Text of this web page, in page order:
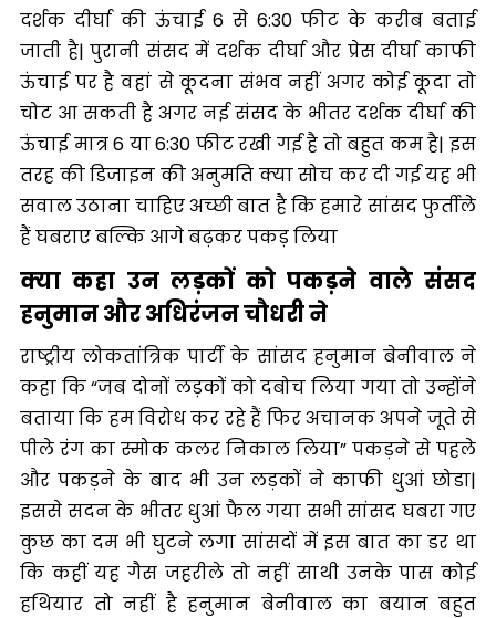
दर्शक दीर्घा की ऊंचाई 6 से 6:30 फीट के करीब बताई
जाती है| पुरानी संसद में दर्शक दीर्घा और प्रेस दीर्घा काफी
ऊंचाई पर है वहां से कूदना संभव नहीं अगर कोई कूदा तो
चोट आ सकती है अगर नई संसद के भीतर दर्शक दीर्घा की
ऊंचाई मात्र 6 या 6:30 फीट रखी गई है तो बहुत कम है| इस
तरह की डिजाइन की अनुमति क्या सोच कर दी गई यह भी
सवाल उठाना चाहिए अच्छी बात है कि हमारे सांसद फुर्तीले
हैं घबराए बल्कि आगे बढ़कर पकड़ लिया
क्या कहा उन लड़कों को पकड़ने वाले संसद
हनुमान और अधिरंजन चौधरी ने
राष्ट्रीय लोकतांत्रिक पार्टी के सांसद हनुमान बेनीवाल ने
कहा कि “जब दोनों लड़कों को दबोच लिया गया तो उन्होंने
बताया कि हम विरोध कर रहे हैं फिर अचानक अपने जूते से
पीले रंग का स्मोक कलर निकाल लिया” पकड़ने से पहले
और पकड़ने के बाद भी उन लड़कों ने काफी धुआं छोडा|
इससे सदन के भीतर धुआं फैल गया सभी सांसद घबरा गए
कुछ का दम भी घुटने लगा सांसदों में इस बात का डर था
कि कहीं यह गैस जहरीले तो नहीं साथी उनके पास कोई
हथियार तो नहीं है हनुमान बेनीवाल का बयान बहुत